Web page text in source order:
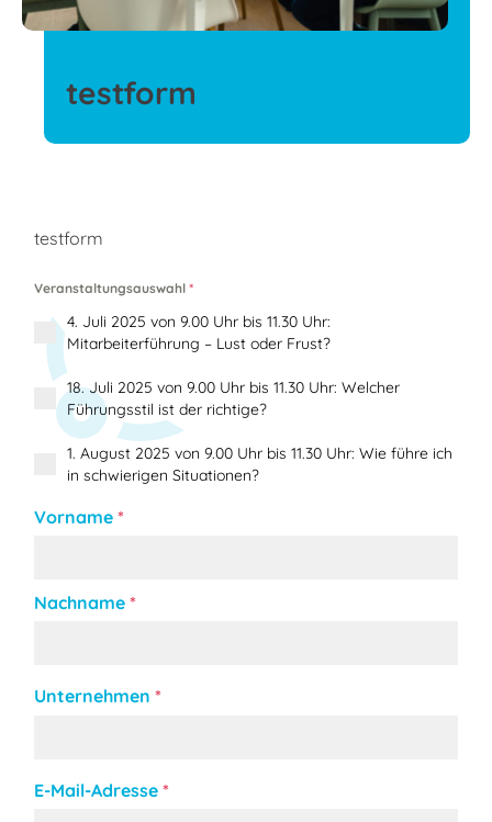
testform
testform
Veranstaltungsauswahl*
4. Juli 2025 von 9.00 Uhr bis 11.30 Uhr:
Mitarbeiterführung – Lust oder Frust?
18. Juli 2025 von 9.00 Uhr bis 11.30 Uhr: Welcher
Führungsstil ist der richtige?
1. August 2025 von 9.00 Uhr bis 11.30 Uhr: Wie führe ich
in schwierigen Situationen?
Vorname*
Nachname*
Unternehmen*
E-Mail-Adresse*